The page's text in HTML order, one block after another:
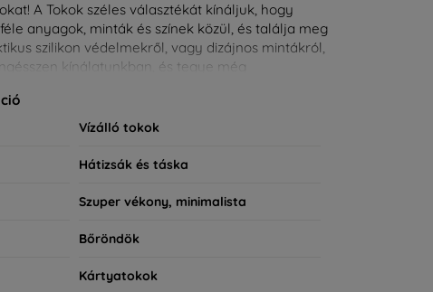
A Tokok széles választékát kínáljuk, hogy
anyagok, minták és színek közül, és találja meg
szilikon védelmekről, vagy dizájnos mintákról,
kínálatunkban, és tegye még
Vízálló tokok
Hátizsák és táska
Szuper vékony, minimalista
Bőröndök
Kártyatokok